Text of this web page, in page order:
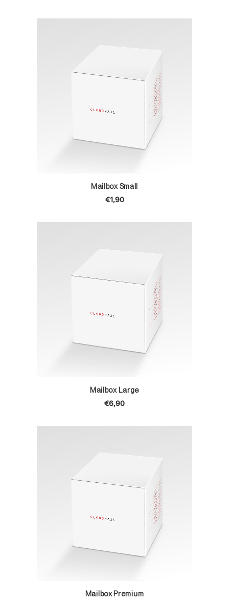
TOEVOEGEN AAN WINKELWAGEN
Mailbox Small
€1,90
TOEVOEGEN AAN WINKELWAGEN
Mailbox Large
€6,90
TOEVOEGEN AAN WINKELWAGEN
Mailbox Premium